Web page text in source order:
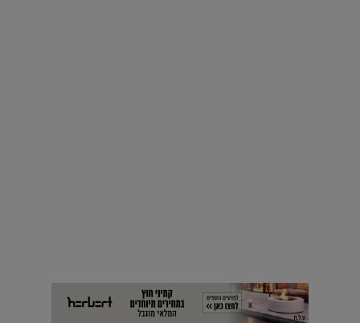
צלמי האדריכלות המובילים חושפים מבט אישי בחגיגות שנה